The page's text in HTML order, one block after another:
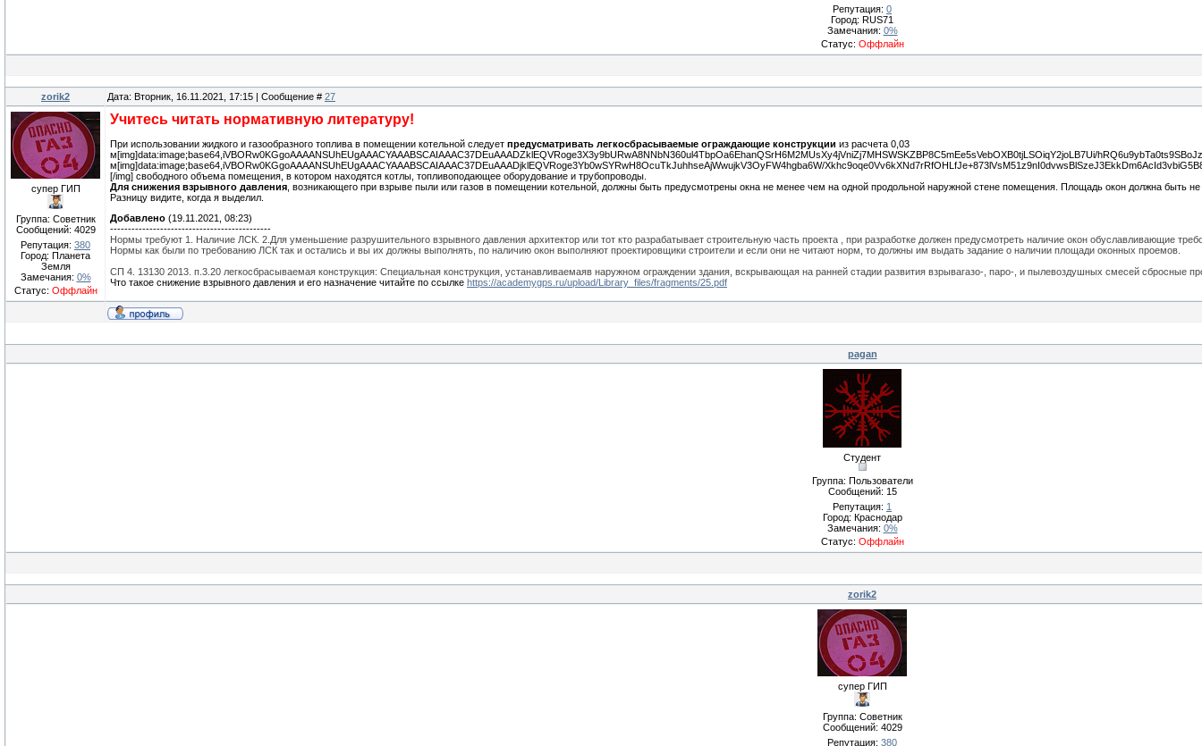
Репутация: 0
Город: RUS71
Замечания: 0%
Статус: Оффлайн
zorik2 Дата: Вторник, 16.11.2021, 17:15 | Сообщение # 27
супер ГИП
Группа: Советник
Сообщений: 4029
Репутация: 380
Город: Планета
Земля
Замечания: 0%
Статус: Оффлайн
Учитесь читать нормативную литературу!
При использовании жидкого и газообразного топлива в помещении котельной следует предусматривать легкосбрасываемые ограждающие конструкции из расчета 0,03
м[img]data:image;base64,iVBORw0KGgoAAAANSUhEUgAAACYAAABSCAIAAAC37DEuAAADZklEQVRoge3X3y9bURwA8NNbN360ul4TbpOa6EhanQSrH6M2MUsXy4jVniZj7MHSWSKZBP8C5mEe5sVebOXB0tjLSOiqY2joLB7Ui/
м[img]data:image;base64,iVBORw0KGgoAAAANSUhEUgAAACYAAABSCAIAAAC37DEuAAADjklEQVRoge3Yb0wSYRwH8OcuTkJuhhseAjWwujkV3OyFW4hgba6W/
[/img] свободного объема помещения, в котором находятся котлы, топливоподающее оборудование и трубопроводы.
Для снижения взрывного давления , возникающего при взрыве пыли или газов в помещении котельной, должны быть предусмотрены окна не менее чем на одной продольной наружной стене помещения. Площадь окон должна
Разницу видите, когда я выделил.
Добавлено (19.11.2021, 08:23)
---------------------------------------------
Нормы требуют 1. Наличие ЛСК. 2.Для уменьшение разрушительного взрывного давления архитектор или тот кто разрабатывает строительную часть проекта , при разработке должен предусмотреть наличие окон обуславливающие
Нормы как были по требованию ЛСК так и остались и вы их должны выполнять, по наличию окон выполняют проектировщики строители и если они не читают норм, то должны им выдать задание о наличии площади оконных проемов.
СП 4. 13130 2013. п.3.20 легкосбрасываемая конструкция: Специальная конструкция, устанавливаемаяв наружном ограждении здания, вскрывающая на ранней стадии развития взрывагазо-, паро-, и пылевоздушных смесей сбросные
Что такое снижение взрывного давления и его назначение читайте по ссылке https://academygps.ru/upload/Library_files/fragments/25.pdf
pagan
Студент
Группа: Пользователи
Сообщений: 15
Репутация: 1
Город: Краснодар
Замечания: 0%
Статус: Оффлайн
zorik2
супер ГИП
Группа: Советник
Сообщений: 4029
Репутация: 380